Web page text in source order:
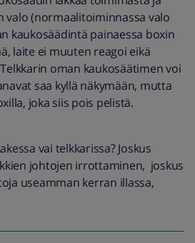
valo (normaalitoiminnassa valo
kaukosäädintä painaessa boxin
laite ei muuten reagoi eikä
oman kaukosäätimen voi
saa kyllä näkymään, mutta
joka siis pois pelistä.
vai telkkarissa? Joskus
johtojen irrottaminen, joskus
useamman kerran illassa,